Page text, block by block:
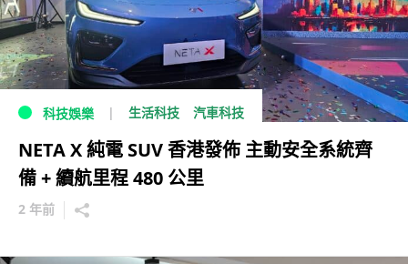
科技娛樂 生活科技 汽車科技
NETA X 純電 SUV 香港發佈 主動安全系統齊
備 + 續航里程 480 公里
2 年前